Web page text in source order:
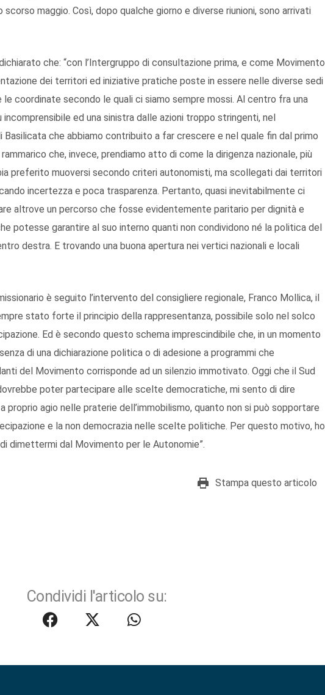
maggio. Così, dopo qualche giorno e diverse riunioni, sono arrivati
che: “con l’Intergruppo di consultazione prima, e come Movimento
dei territori ed iniziative pratiche poste in essere nelle diverse sedi
coordinate secondo le quali ci siamo sempre mossi. Al centro fra una
ed una sinistra dalle azioni troppo stringenti, nel
che abbiamo contribuito a far crescere e nel quale fin dal primo
che, invece, prendiamo atto di come la dirigenza nazionale, più
preferito muoversi secondo criteri autonomisti, ma scollegati dai territori
incertezza e poca trasparenza. Pertanto, quasi inevitabilmente ci
altrove un percorso che fosse evidentemente paritario per dignità e
potesse garantire al suo interno quanti non condividono né la politica del
destra. E trovando una buona apertura nei vertici nazionali e locali
è seguito l’intervento del consigliere regionale, Franco Mollica, il
stato forte il principio della rappresentanza, possibile solo nel solco
Ed è secondo questo schema imprescindibile che, in un momento
di una dichiarazione politica o di adesione a programmi che
del Movimento corrisponde ad un silenzio immotivato. Oggi che il Sud
poter partecipare alle scelte democratiche, mi sento di dire
proprio agio nelle praterie dell’immobilismo, quanto non si può sopportare
e la non democrazia nelle scelte politiche. Per questo motivo, ho
dimettermi dal Movimento per le Autonomie”.
Stampa questo articolo
Condividi l'articolo su: